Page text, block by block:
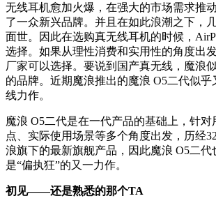
无线耳机愈加火爆，在强大的市场需求推
了一众新兴品牌。并且在如此浪潮之下，
面世。因此在选购真无线耳机的时候，
选择。如果从理性消费和实用性的角度出
厂家可以选择。要说到国产真无线，魔浪
的品牌。近期魔浪推出的魔浪 O5二代似
线力作。
魔浪 O5二代是在一代产品的基础上，针对
点、实际使用场景等多个角度出发，历经
浪旗下的最新旗舰产品，因此魔浪 O5二代
是“偏执狂”的又一力作。
初见——还是熟悉的那个TA